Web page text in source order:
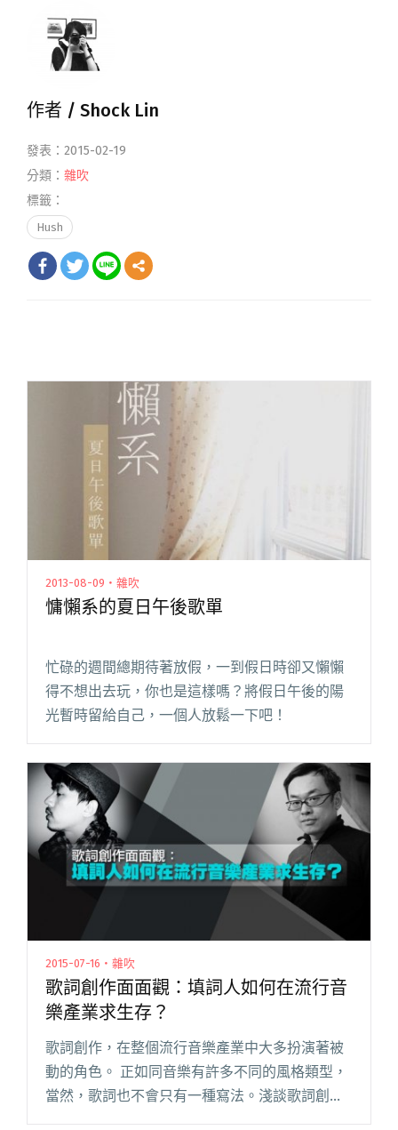
作者 / Shock Lin
發表：2015-02-19
分類： 雜吹
標籤：
Hush
2013-08-09・雜吹
慵懶系的夏日午後歌單
忙碌的週間總期待著放假，一到假日時卻又懶懶
得不想出去玩，你也是這樣嗎？將假日午後的陽
光暫時留給自己，一個人放鬆一下吧！
2015-07-16・雜吹
歌詞創作面面觀：填詞人如何在流行音
樂產業求生存？
歌詞創作，在整個流行音樂產業中大多扮演著被
動的角色。 正如同音樂有許多不同的風格類型，
當然，歌詞也不會只有一種寫法。淺談歌詞創作
一文中提到：「詞和曲的關係密不可分。寫歌時